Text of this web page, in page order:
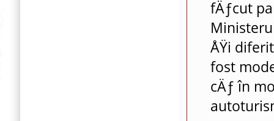
fÄƒcut
ÅŸi
fost
cÄƒ în